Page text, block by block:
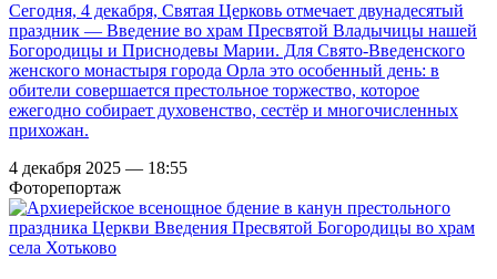
Сегодня, 4 декабря, Святая Церковь отмечает двунадесятый
праздник — Введение во храм Пресвятой Владычицы нашей
Богородицы и Приснодевы Марии. Для Свято-Введенского
женского монастыря города Орла это особенный день: в
обители совершается престольное торжество, которое
ежегодно собирает духовенство, сестёр и многочисленных
прихожан.
4 декабря 2025 — 18:55
Фоторепортаж